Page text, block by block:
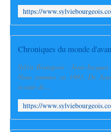
Sylvie Bourgeois - Jean-
Nous sommes en 1993. De
écouté de...